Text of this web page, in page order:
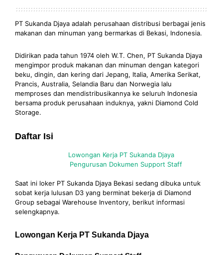
PT Sukanda Djaya adalah perusahaan distribusi berbagai jenis
makanan dan minuman yang bermarkas di Bekasi, Indonesia.
Didirikan pada tahun 1974 oleh W.T. Chen, PT Sukanda Djaya
mengimpor produk makanan dan minuman dengan kategori
beku, dingin, dan kering dari Jepang, Italia, Amerika Serikat,
Prancis, Australia, Selandia Baru dan Norwegia lalu
memproses dan mendistribusikannya ke seluruh Indonesia
bersama produk perusahaan induknya, yakni Diamond Cold
Storage.
Daftar Isi
Lowongan Kerja PT Sukanda Djaya
Pengurusan Dokumen Support Staff
Saat ini loker PT Sukanda Djaya Bekasi sedang dibuka untuk
sobat kerja lulusan D3 yang berminat bekerja di Diamond
Group sebagai Warehouse Inventory, berikut informasi
selengkapnya.
Lowongan Kerja PT Sukanda Djaya